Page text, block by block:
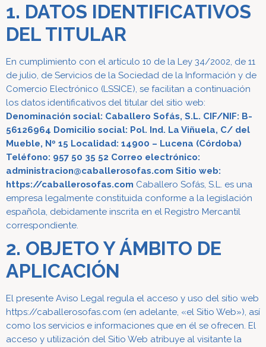
1. DATOS IDENTIFICATIVOS
DEL TITULAR
En cumplimiento con el artículo 10 de la Ley 34/2002, de 11
de julio, de Servicios de la Sociedad de la Información y de
Comercio Electrónico (LSSICE), se facilitan a continuación
los datos identificativos del titular del sitio web:
Denominación social: Caballero Sofás, S.L. CIF/NIF: B-
56126964 Domicilio social: Pol. Ind. La Viñuela, C/ del
Mueble, Nº 15 Localidad: 14900 – Lucena (Córdoba)
Teléfono: 957 50 35 52 Correo electrónico:
administracion@caballerosofas.com Sitio web:
https://caballerosofas.com Caballero Sofás, S.L. es una
empresa legalmente constituida conforme a la legislación
española, debidamente inscrita en el Registro Mercantil
correspondiente.
2. OBJETO Y ÁMBITO DE
APLICACIÓN
El presente Aviso Legal regula el acceso y uso del sitio web
https://caballerosofas.com (en adelante, «el Sitio Web»), así
como los servicios e informaciones que en él se ofrecen. El
acceso y utilización del Sitio Web atribuye al visitante la